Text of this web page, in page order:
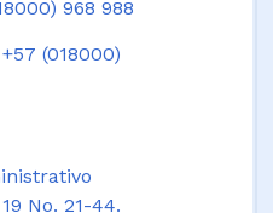
968 988
+57 (018000)
No. 21-44.